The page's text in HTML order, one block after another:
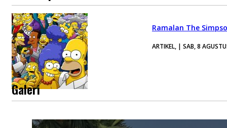
Ramalan The
ARTIKEL, | SAB, 8
Galeri